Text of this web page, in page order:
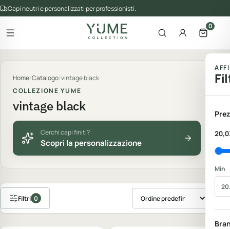
Capi neutri e personalizzati per professionisti.
Apri il menu
del catalogo
Apri la ricerca
AccountApri il
0
Home/Catalogo/vintage black
COLLEZIONE YUME
vintage black
Cerchi capi finiti?
Scopri la personalizzazione
Min
Filtri 0 Ordina prodotti
Personalizzabile Personalizzabile